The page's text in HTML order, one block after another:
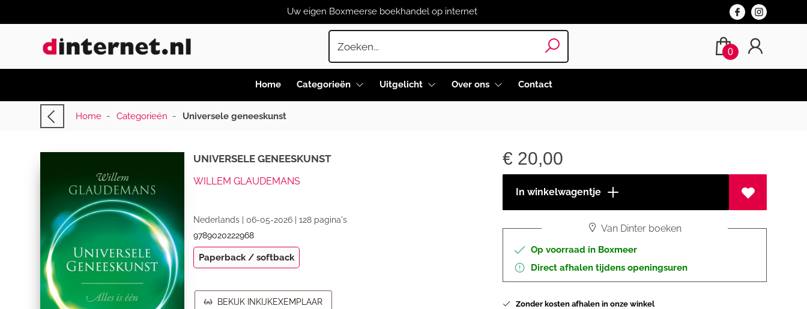
Uw eigen Boxmeerse boekhandel op internet
0
Home Categorieën Uitgelicht Over ons Contact
Home - Categorieën - Universele geneeskunst
UNIVERSELE GENEESKUNST
WILLEM GLAUDEMANS
Nederlands | 06-05-2026 | 128 pagina's
9789020222968
Paperback / softback
BEKIJK INKIJKEXEMPLAAR
€ 20,00
In winkelwagentje
Van Dinter boeken
Op voorraad in Boxmeer
Direct afhalen tijdens openingsuren
Zonder kosten afhalen in onze winkel